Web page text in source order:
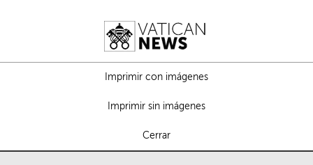
Imprimir con imágenes
Imprimir sin imágenes
Cerrar